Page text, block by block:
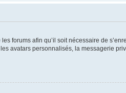
forums afin qu’il soit nécessaire de
avatars personnalisés, la messagerie